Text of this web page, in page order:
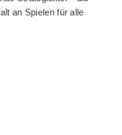
an Spielen für alle